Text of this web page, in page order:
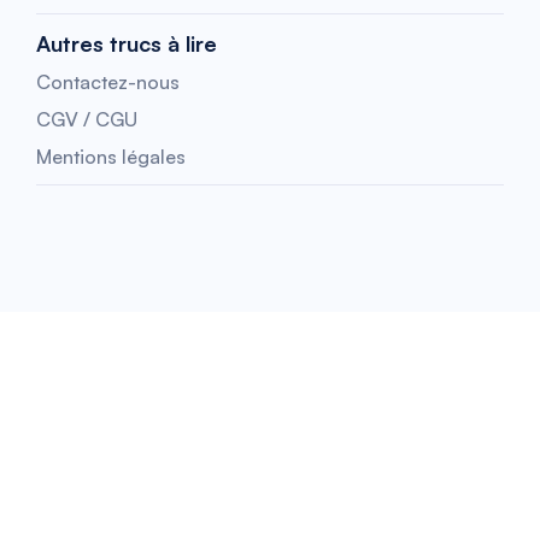
Autres trucs à lire
Contactez-nous
CGV / CGU
Mentions légales